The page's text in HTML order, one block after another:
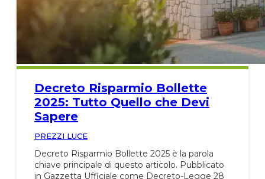
Decreto Risparmio Bollette
2025: Tutto Quello che Devi
Sapere
PREZZI LUCE
Decreto Risparmio Bollette 2025 è la parola
chiave principale di questo articolo. Pubblicato
in Gazzetta Ufficiale come Decreto-Legge 28